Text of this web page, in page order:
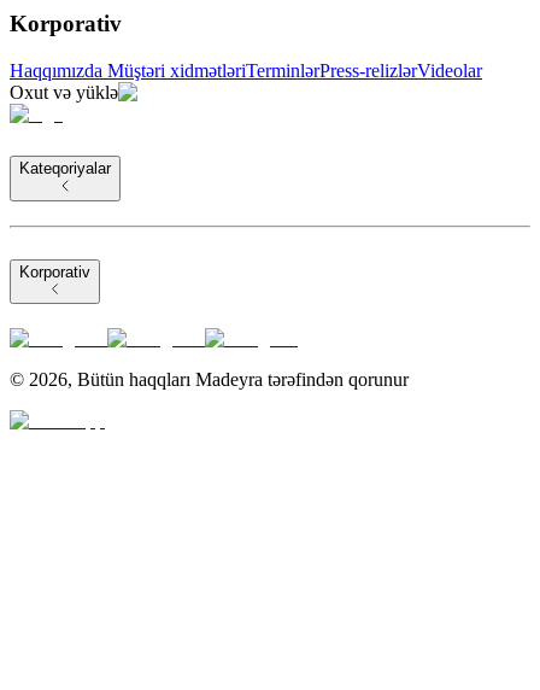
Korporativ
Haqqımızda Müştəri xidmətləriTerminlərPress-relizlərVideolar
Oxut və yüklə
Kateqoriyalar
Korporativ
© 2026, Bütün haqqları Madeyra tərəfindən qorunur